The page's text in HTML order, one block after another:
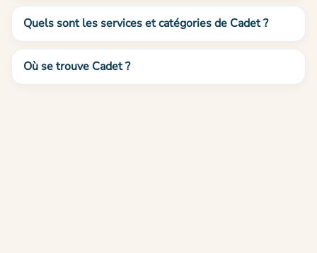
Quels sont les services et catégories de Cadet ?
Où se trouve Cadet ?